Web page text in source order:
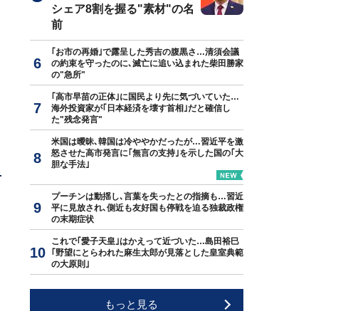
シェア8割を握る"素材"の名
前
｢お市の再婚｣で露呈した秀吉の腹黒さ…清須会議
の約束を守ったのに､滅亡に追い込まれた柴田勝家
の"急所"
｢高市早苗の正体｣に国民より先に気づいていた…
海外投資家が｢日本経済を壊す首相｣だと確信し
た"残念発言"
米国は曖昧､韓国は冷ややかだったが…習近平を激
怒させた高市発言に｢無言の支持｣を示した国の｢大
胆な手法｣
プーチンは動揺し､言葉を失ったとの指摘も…習近
平に見放され､側近も友好国も停戦を迫る独裁政権
の末期症状
これで｢愛子天皇｣はかえって近づいた…島田裕巳
｢野望にとらわれた麻生太郎が見落とした皇室典範
の大原則｣
もっと見る